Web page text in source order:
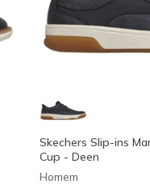
Skechers Slip-ins
Cup - Deen
Homem